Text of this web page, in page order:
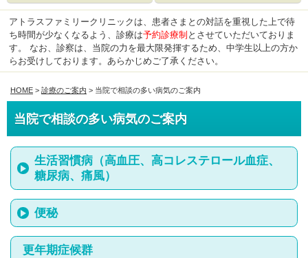
アトラスファミリークリニックは、患者さまとの対話を重視した上で待
ち時間が少なくなるよう、診療は予約診療制 とさせていただいておりま
す。
なお、診察は、当院の力を最大限発揮するため、中学生以上の方か
らお受けしております。あらかじめご了承ください。
HOME > 診療のご案内 > 当院で相談の多い病気のご案内
当院で相談の多い病気のご案内
生活習慣病（高血圧、高コレステロール血症、
糖尿病、痛風）
便秘
更年期症候群